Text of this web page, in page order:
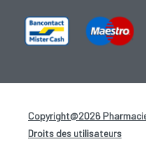
Copyright@2026
Droits des utilisateurs